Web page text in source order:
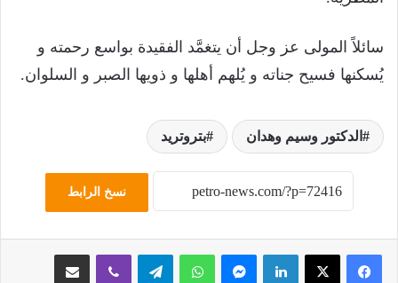
سائلاً المولى عز وجل أن يتغمَّد الفقيدة بواسع رحمته و
يُسكنها فسيح جناته و يُلهم أهلها و ذويها الصبر و السلوان.
الدكتور وسيم وهدان بتروتريد
نسخ الرابط
لينكدإن ماسنجر واتساب تيلقرام ڤايبر مشاركة عبر البريد